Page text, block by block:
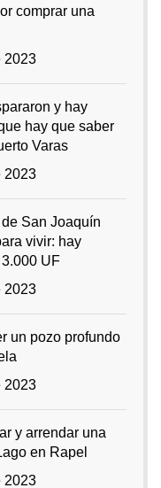
comprar una
2023
y hay
hay que saber
Varas
2023
San Joaquín
vivir: hay
UF
2023
un pozo profundo
2023
y arrendar una
en Rapel
2023